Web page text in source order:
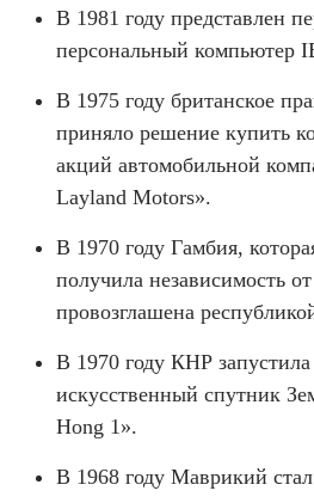
В 1981 году представлен
персональный компьютер
В 1975 году британское
приняло решение купить
акций автомобильной
Layland Motors».
В 1970 году Гамбия,
получила независимость
провозглашена
В 1970 году КНР
искусственный спутник
Hong 1».
В 1968 году Маврикий